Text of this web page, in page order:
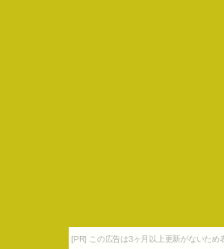
[PR] この広告は3ヶ月以上更新がないため